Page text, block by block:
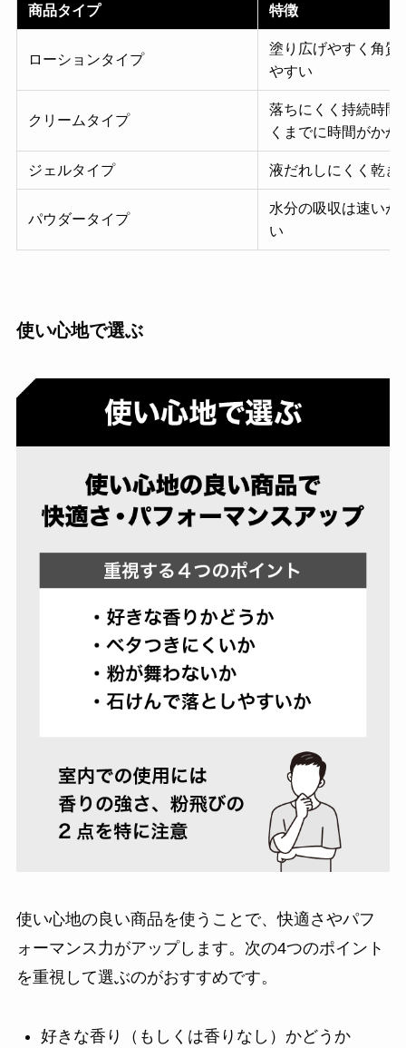
商品タイプ 特徴
ローションタイプ
塗り広げやすく角質
やすい
クリームタイプ
落ちにくく持続時間
くまでに時間がかか
ジェルタイプ 液だれしにくく乾き
パウダータイプ
水分の吸収は速いが
い
使い心地で選ぶ
使い心地の良い商品を使うことで、快適さやパフ
ォーマンス力がアップします。次の4つのポイント
を重視して選ぶのがおすすめです。
好きな香り（もしくは香りなし）かどうか